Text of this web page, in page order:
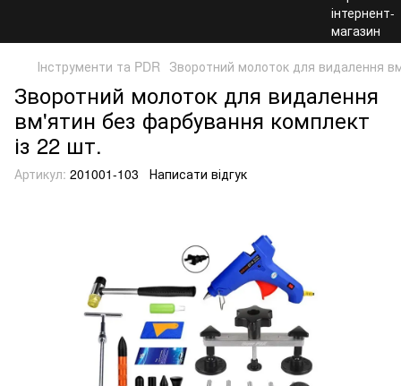
Інструменти та PDR Зворотний молоток для видалення
Зворотний молоток для видалення
вм'ятин без фарбування комплект
із 22 шт.
Артикул: 201001-103 Написати відгук